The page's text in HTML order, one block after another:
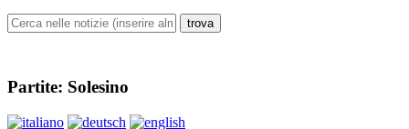
Partite: Solesino